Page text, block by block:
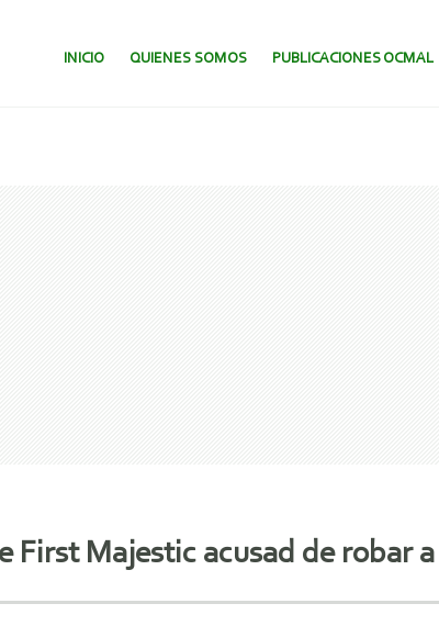
SALTAR AL CONTENIDO.
INICIO QUIENES SOMOS PUBLICACIONES OCMAL
First Majestic acusad de robar